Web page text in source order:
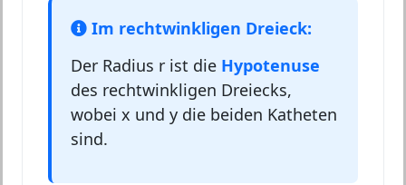
Im rechtwinkligen Dreieck:
Der Radius r ist die Hypotenuse
des rechtwinkligen Dreiecks,
wobei x und y die beiden Katheten
sind.